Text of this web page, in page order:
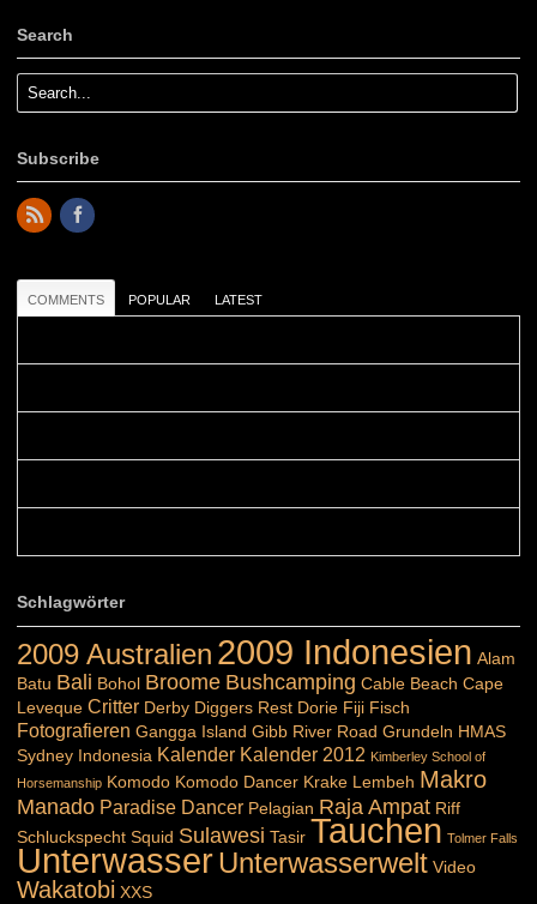
Search
Subscribe
COMMENTS POPULAR LATEST
Schlagwörter
2009 Australien 2009 Indonesien Alam
Batu Bali Bohol Broome Bushcamping Cable Beach Cape
Leveque Critter Derby Diggers Rest Dorie Fiji Fisch
Fotografieren Gangga Island Gibb River Road Grundeln HMAS
Sydney Indonesia Kalender Kalender 2012 Kimberley School of
Horsemanship Komodo Komodo Dancer Krake Lembeh Makro
Manado Paradise Dancer Pelagian Raja Ampat Riff
Schluckspecht Squid Sulawesi Tasir Tauchen Tolmer Falls
UnterwasserUnterwasserwelt Video
Wakatobi XXS